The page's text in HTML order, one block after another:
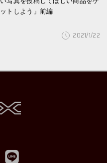
ットしよう」前編
2021/1/22